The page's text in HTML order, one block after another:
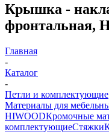
Крышка -
фронтальная,
Главная
-
Каталог
-
Петли и комплектующие
Материалы для
HIWOODКромочные
комплектующиеСтяжки